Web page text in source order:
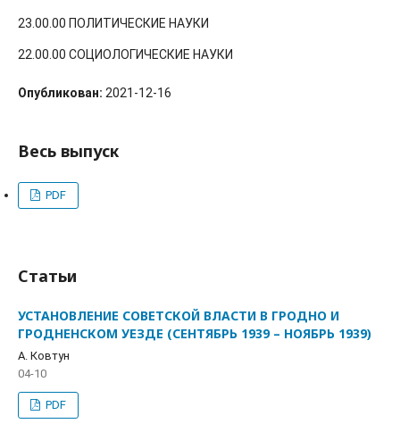
23.00.00 ПОЛИТИЧЕСКИЕ НАУКИ
22.00.00 СОЦИОЛОГИЧЕСКИЕ НАУКИ
Опубликован: 2021-12-16
Весь выпуск
PDF
Статьи
УСТАНОВЛЕНИЕ СОВЕТСКОЙ ВЛАСТИ В ГРОДНО И
ГРОДНЕНСКОМ УЕЗДЕ (СЕНТЯБРЬ 1939 – НОЯБРЬ 1939)
А. Ковтун
04-10
PDF